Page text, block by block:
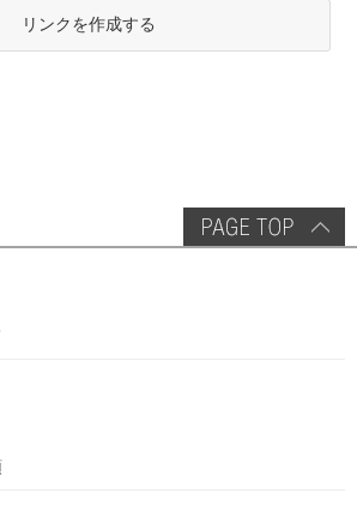
リンクを作成する